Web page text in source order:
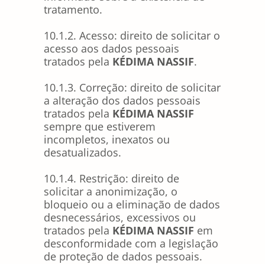
tratamento.
10.1.2. Acesso: direito de solicitar o
acesso aos dados pessoais
tratados pela KÉDIMA NASSIF.
10.1.3. Correção: direito de solicitar
a alteração dos dados pessoais
tratados pela KÉDIMA NASSIF
sempre que estiverem
incompletos, inexatos ou
desatualizados.
10.1.4. Restrição: direito de
solicitar a anonimização, o
bloqueio ou a eliminação de dados
desnecessários, excessivos ou
tratados pela KÉDIMA NASSIF em
desconformidade com a legislação
de proteção de dados pessoais.